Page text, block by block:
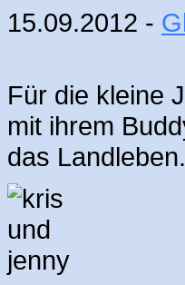
15.09.2012 -
Für die kleine
mit ihrem
das Landleben.